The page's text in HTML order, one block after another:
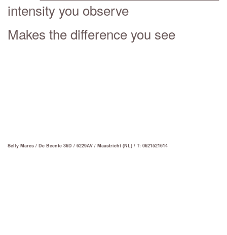
intensity you observe
Makes the difference you see
Selly Mares / De Beente 36D / 6229AV / Maastricht (NL) / T: 0621521614